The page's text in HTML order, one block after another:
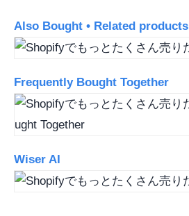
Also Bought • Related products
Frequently Bought Together
Wiser AI